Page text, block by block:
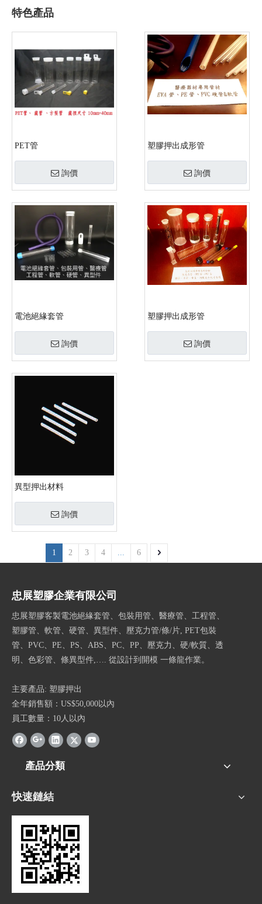
特色產品
PET管
詢價
塑膠押出成形管
詢價
電池絕緣套管
詢價
塑膠押出成形管
詢價
異型押出材料
詢價
1 2 3 4 ... 6
忠展塑膠企業有限公司
忠展塑膠客製電池絕緣套管、包裝用管、醫療管、工程管、
塑膠管、軟管、硬管、異型件、壓克力管/條/片, PET包裝
管、PVC、PE、PS、ABS、PC、PP、壓克力、硬/軟質、透
明、色彩管、條異型件,…. 從設計到開模 一條龍作業。
主要產品: 塑膠押出
全年銷售額：US$50,000以內
員工數量：10人以內
產品分類
快速鏈結